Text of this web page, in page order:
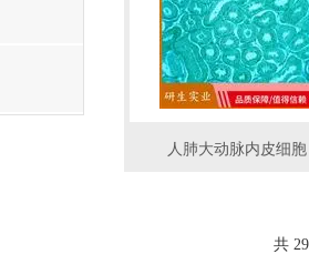
人肺大动脉内皮细胞
共